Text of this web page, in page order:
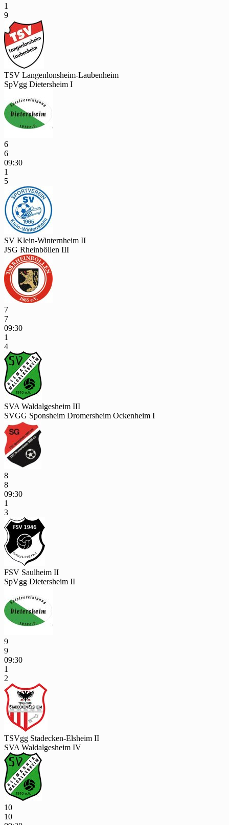
1
9
TSV Langenlonsheim-Laubenheim
SpVgg Dietersheim I
6
6
09:30
1
5
SV Klein-Winternheim II
JSG Rheinböllen III
7
7
09:30
1
4
SVA Waldalgesheim III
SVGG Sponsheim Dromersheim Ockenheim I
8
8
09:30
1
3
FSV Saulheim II
SpVgg Dietersheim II
9
9
09:30
1
2
TSVgg Stadecken-Elsheim II
SVA Waldalgesheim IV
10
10